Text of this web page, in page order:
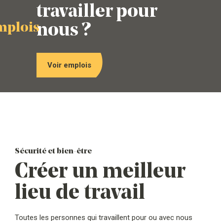
travailler pour
nous ?
Voir emplois
Sécurité et bien-être
Créer un meilleur
lieu de travail
Toutes les personnes qui travaillent pour ou avec nous